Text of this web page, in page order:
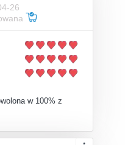
26
w 100% z